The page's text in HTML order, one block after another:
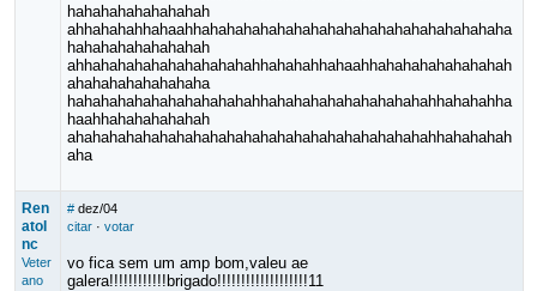
hahahahahahahahah
ahhahahahhahaahhahahahahahahahahahahahahahahahahahaha
hahahahahahahahah
ahhahahahahahahahahahahhahahahhahaahhahahahahahahahah
ahahahahahahahaha
hahahahahahahahahahahahhahahahahahahahahahahhahahahha
haahhahahahahahah
ahahahahahahahahahahahahahahahahahahahahahahhahahahah
aha
Ren
atoI
nc
Veter
ano
# dez/04
citar· votar
vo fica sem um amp bom,valeu ae
galera!!!!!!!!!!!!brigado!!!!!!!!!!!!!!!!!!!11